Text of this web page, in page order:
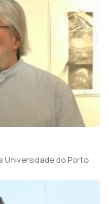
Universidade do Porto